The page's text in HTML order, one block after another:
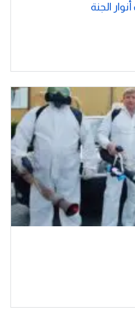
الجنة